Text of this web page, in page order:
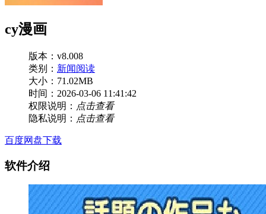
cy漫画
版本：v8.008
类别： 新闻阅读
大小：71.02MB
时间：2026-03-06 11:41:42
权限说明： 点击查看
隐私说明： 点击查看
百度网盘下载
软件介绍